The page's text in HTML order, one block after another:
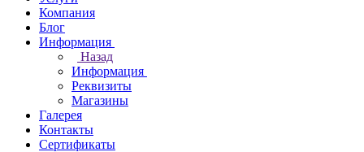
Компания
Блог
Информация
Назад
Информация
Реквизиты
Магазины
Галерея
Контакты
Сертификаты